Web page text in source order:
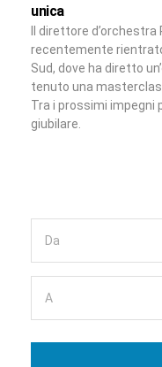
unica
Il direttore
recentemente
Sud, dove ha diretto
tenuto una
Tra i prossimi impegni
giubilare.